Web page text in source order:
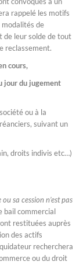
rappelé les motifs
de
de leur solde de tout
reclassement.
cours,
jour du jugement
ou à la
suivant un
droits indivis etc…)
sa cession n’est pas
bail commercial
restituées auprès
des actifs
recherchera
ou du droit